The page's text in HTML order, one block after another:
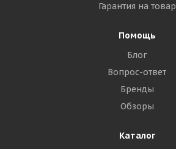
Гарантия на товар
Помощь
Блог
Вопрос-ответ
Бренды
Обзоры
Каталог